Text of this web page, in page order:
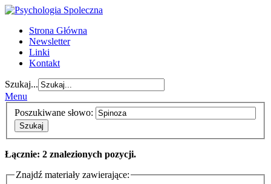
Strona Główna
Newsletter
Linki
Kontakt
Szukaj...
Menu
Poszukiwane słowo:
Szukaj
Łącznie: 2 znalezionych pozycji.
Znajdź materiały zawierające: